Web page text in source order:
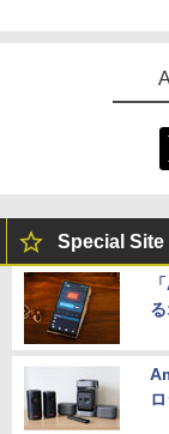
Special Site